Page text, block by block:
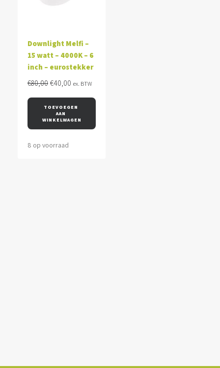
Downlight Melfi –
15 watt – 4000K – 6
inch – eurostekker
€80,00 Oorspronkelijke
was:
€80,00.
€40,00 Huidige
is:
€40,00.
ex. BTW
TOEVOEGEN
AAN
WINKELWAGEN
8 op voorraad